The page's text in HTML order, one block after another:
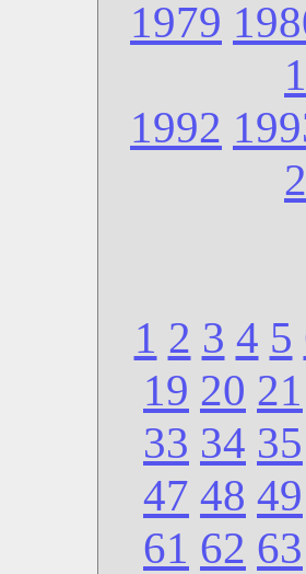
1979
1992
1 2 3 4 5
19 20 21
33 34 35
47 48 49
61 62 63